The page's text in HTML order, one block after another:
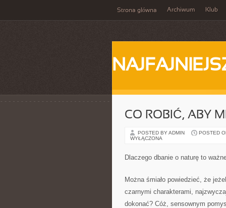
Strona główna Archiwum Klub
CO ROBIĆ, ABY
POSTED BY ADMIN POSTED
WYŁĄCZONA
Dlaczego dbanie o naturę to
Można śmiało powiedzieć, że
czarnymi charakterami,
dokonać? Cóż, sensownym